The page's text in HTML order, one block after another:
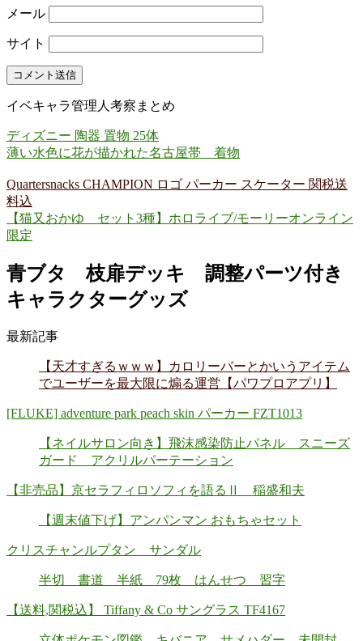
メール
サイト
イベキャラ管理人考察まとめ
ディズニー 陶器 置物 25体
薄い水色に花が描かれた名古屋帯 着物
Quartersnacks CHAMPION ロゴ パーカー スケーター 関税送
料込
【猫又おかゆ セット3種】ホロライブ/モーリーオンライン
限定
青ブタ 枝扉デッキ 調整パーツ付き
キャラクターグッズ
最新記事
【天才すぎるｗｗｗ】カロリーバーとかいうアイテム
でユーザーを最大限に煽る運営【パワプロアプリ】
[FLUKE] adventure park peach skin パーカー FZT1013
【ネイルサロン向き】飛沫感染防止パネル スニーズ
ガード アクリルパーテーション
【非売品】京セラフィロソフィを語るⅡ 稲盛和夫
【週末値下げ】アンパンマン おもちゃセット
クリスチャンルプタン サンダル
半切 書道 半紙 79枚 はんせつ 習字
【送料,関税込】 Tiffany & Co サングラス TF4167